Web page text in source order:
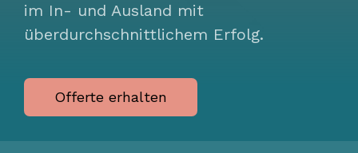
im In- und Ausland mit
überdurchschnittlichem Erfolg.
Offerte erhalten